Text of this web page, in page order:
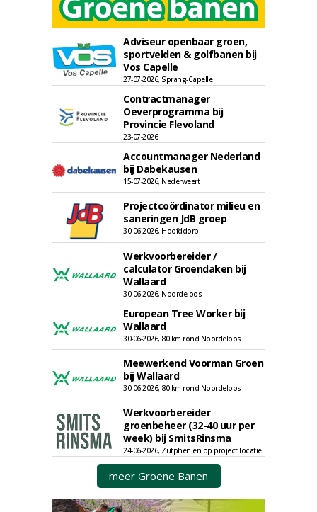
Adviseur openbaar groen,
sportvelden & golfbanen bij
Vos Capelle
27-07-2026, Sprang-Capelle
Contractmanager
Oeverprogramma bij
Provincie Flevoland
23-07-2026
Accountmanager Nederland
bij Dabekausen
15-07-2026, Nederweert
Projectcoördinator milieu en
saneringen JdB groep
30-06-2026, Hoofddorp
Werkvoorbereider /
calculator Groendaken bij
Wallaard
30-06-2026, Noordeloos
European Tree Worker bij
Wallaard
30-06-2026, 80 km rond Noordeloos
Meewerkend Voorman Groen
bij Wallaard
30-06-2026, 80 km rond Noordeloos
Werkvoorbereider
groenbeheer (32-40 uur per
week) bij SmitsRinsma
24-06-2026, Zutphen en op project locatie
meer Groene Banen